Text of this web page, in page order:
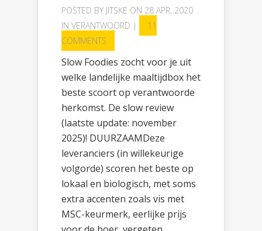
POSTED BY JITSKE ON 28 APR, 2020
IN VERANTWOORD |
11
COMMENTS
Slow Foodies zocht voor je uit
welke landelijke maaltijdbox het
beste scoort op verantwoorde
herkomst. De slow review
(laatste update: november
2025)! DUURZAAMDeze
leveranciers (in willekeurige
volgorde) scoren het beste op
lokaal en biologisch, met soms
extra accenten zoals vis met
MSC-keurmerk, eerlijke prijs